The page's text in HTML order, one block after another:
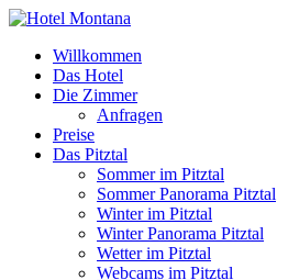
Willkommen
Das Hotel
Die Zimmer
Anfragen
Preise
Das Pitztal
Sommer im Pitztal
Sommer Panorama Pitztal
Winter im Pitztal
Winter Panorama Pitztal
Wetter im Pitztal
Webcams im Pitztal